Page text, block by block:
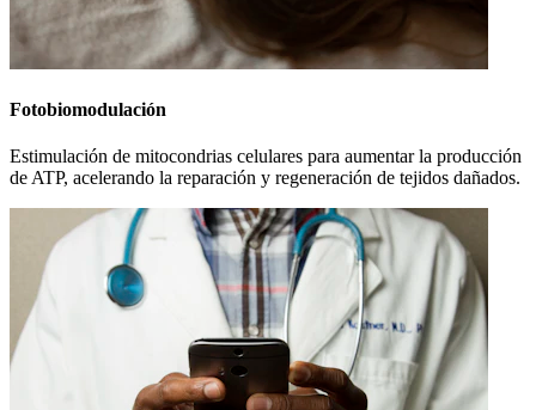
Fotobiomodulación
Estimulación de mitocondrias celulares para aumentar la producción
de ATP, acelerando la reparación y regeneración de tejidos dañados.